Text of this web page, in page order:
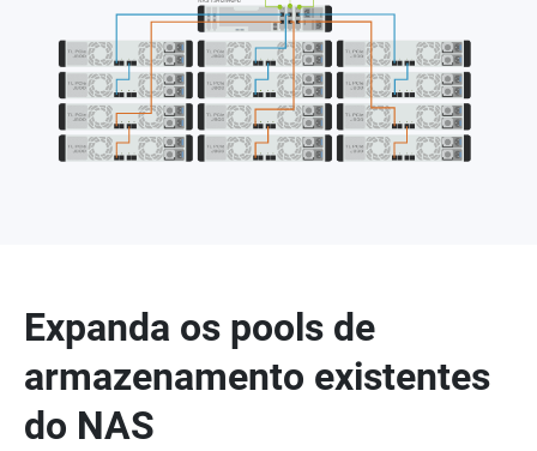
Expanda os pools de
armazenamento existentes
do NAS